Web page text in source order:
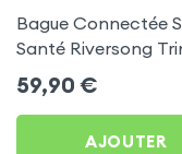
Bague Connectée
Santé Riversong
Noir - Anneau
Étanche IP68
59,90 €
AJOUTER